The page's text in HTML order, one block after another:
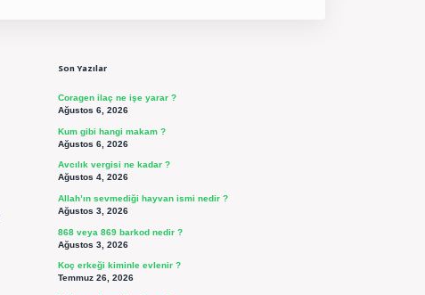
Son Yazılar
Coragen ilaç ne işe yarar ?
Ağustos 6, 2026
Kum gibi hangi makam ?
Ağustos 6, 2026
Avcılık vergisi ne kadar ?
Ağustos 4, 2026
Allah’ın sevmediği hayvan ismi nedir ?
Ağustos 3, 2026
868 veya 869 barkod nedir ?
Ağustos 3, 2026
Koç erkeği kiminle evlenir ?
Temmuz 26, 2026